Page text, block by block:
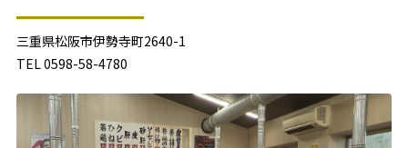
三重県松阪市伊勢寺町2640-1
TEL 0598-58-4780